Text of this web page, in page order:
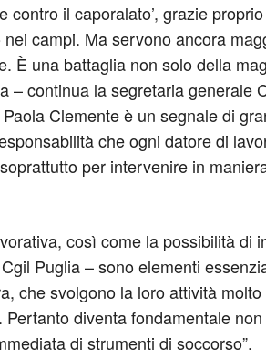
il caporalato’, grazie proprio
campi. Ma servono ancora
È una battaglia non solo della
– continua la segretaria generale
Clemente è un segnale di
che ogni datore di
per intervenire in
così come la possibilità di
Puglia – sono elementi
che svolgono la loro attività
diventa fondamentale
di strumenti di soccorso”.